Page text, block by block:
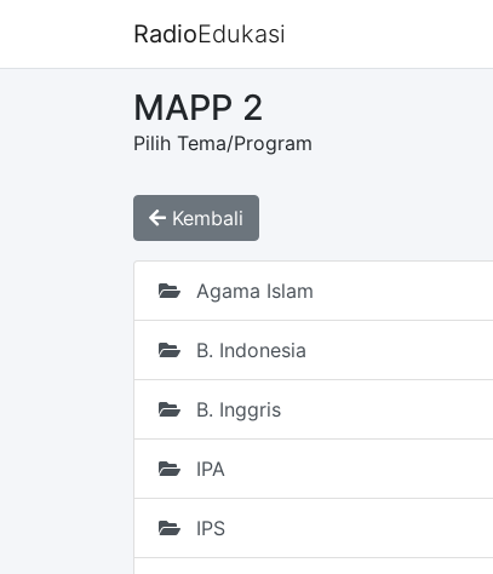
RadioEdukasi
MAPP 2
Pilih Tema/Program
Kembali
Agama Islam
B. Indonesia
B. Inggris
IPA
IPS